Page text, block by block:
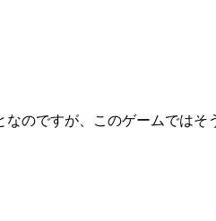
のですが、このゲームではそ